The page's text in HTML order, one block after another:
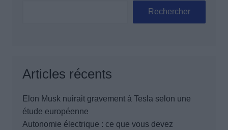
Rechercher
Articles récents
Elon Musk nuirait gravement à Tesla selon une
étude européenne
Autonomie électrique : ce que vous devez